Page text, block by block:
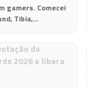
gamers. Comecei
Tibia,...